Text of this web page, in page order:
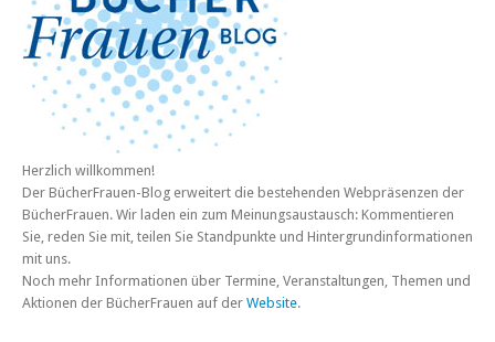
Herzlich willkommen!
Der BücherFrauen-Blog erweitert die bestehenden Webpräsenzen der
BücherFrauen. Wir laden ein zum Meinungsaustausch: Kommentieren
Sie, reden Sie mit, teilen Sie Standpunkte und Hintergrundinformationen
mit uns.
Noch mehr Informationen über Termine, Veranstaltungen, Themen und
Aktionen der BücherFrauen auf der Website.